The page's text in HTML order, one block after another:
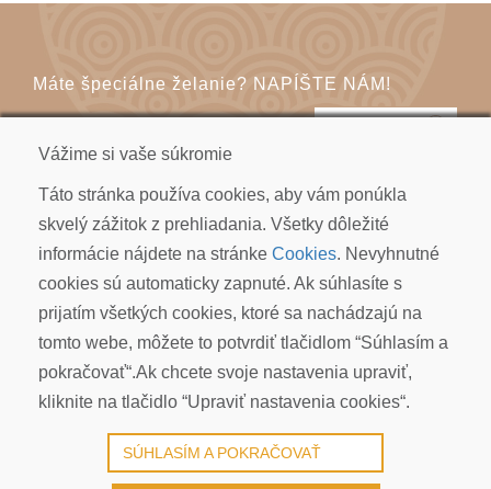
Máte špeciálne želanie? NAPÍŠTE NÁM!
KOI CARP SLOVAKIA s.r.o.
Kudlákova 7, ​841 01 Bratislava
info@koicarp.sk
OBCHODNÉ PODMIENKY
REKLAMÁCIE
PRIVACY POLICY | GDPR
Vážime si vaše súkromie
Táto stránka používa cookies, aby vám ponúkla
skvelý zážitok z prehliadania. Všetky dôležité
informácie nájdete na stránke Cookies. Nevyhnutné
cookies sú automaticky zapnuté. Ak súhlasíte s
prijatím všetkých cookies, ktoré sa nachádzajú na
tomto webe, môžete to potvrdiť tlačidlom “Súhlasím a
pokračovať“.Ak chcete svoje nastavenia upraviť,
kliknite na tlačidlo “Upraviť nastavenia cookies“.
SÚHLASÍM A POKRAČOVAŤ